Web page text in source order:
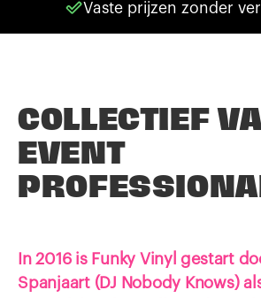
Vaste prijzen zonder
COLLECTIEF
EVENT
In 2016 is Funky Vinyl gestart
Spanjaart (DJ Nobody Knows)